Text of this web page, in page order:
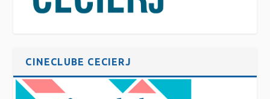
CINECLUBE CECIERJ